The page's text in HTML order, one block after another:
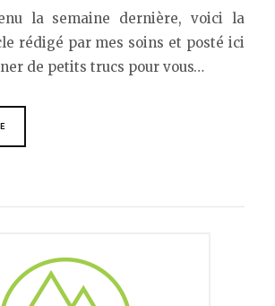
la semaine dernière, voici la
rédigé par mes soins et posté ici
de petits trucs pour vous…